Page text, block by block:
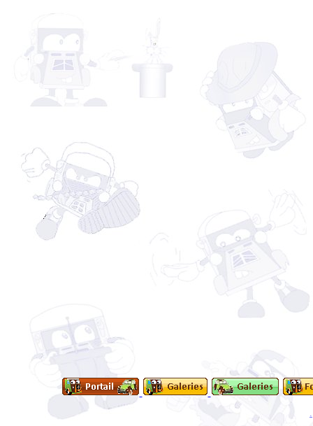
COMMUNIQUE
: Vous souhaitez présenter vos réalisations ou votre